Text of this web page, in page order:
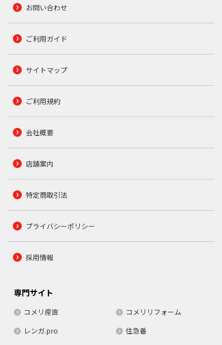
お問い合わせ
ご利用ガイド
サイトマップ
ご利用規約
会社概要
店舗案内
特定商取引法
プライバシーポリシー
採用情報
専門サイト
コメリ産直
コメリリフォーム
レンガ.pro
住急番